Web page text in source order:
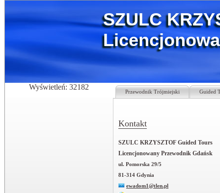
SZULC
Wyświetleń: 32182
Przewodnik Trójmiejski Guided
Kontakt
SZULC KRZYSZTOF Guided Tours
Licencjonowany Przewodnik Gdańsk
ul. Pomorska 29/5
81-314 Gdynia
ewadom1@tlen.pl